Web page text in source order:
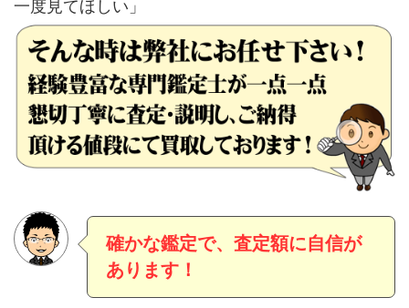
一度見てほしい」
確かな鑑定で、査定額に自信が
あります！